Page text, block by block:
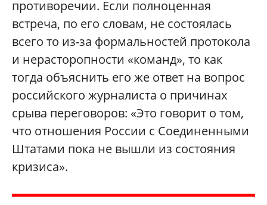
противоречии. Если полноценная
встреча, по его словам, не состоялась
всего то из-за формальностей протокола
и нерасторопности «команд», то как
тогда объяснить его же ответ на вопрос
российского журналиста о причинах
срыва переговоров: «Это говорит о том,
что отношения России с Соединенными
Штатами пока не вышли из состояния
кризиса».